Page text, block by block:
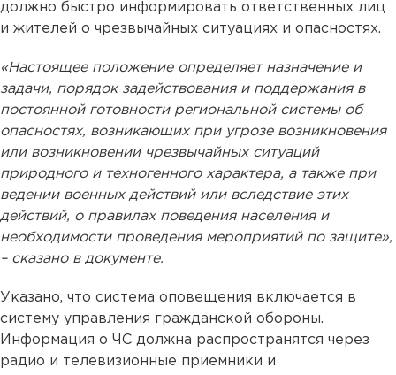
должно быстро информировать ответственных лиц
и жителей о чрезвычайных ситуациях и опасностях.
«Настоящее положение определяет назначение и
задачи, порядок задействования и поддержания в
постоянной готовности региональной системы об
опасностях, возникающих при угрозе возникновения
или возникновении чрезвычайных ситуаций
природного и техногенного характера, а также при
ведении военных действий или вследствие этих
действий, о правилах поведения населения и
необходимости проведения мероприятий по защите»,
– сказано в документе.
Указано, что система оповещения включается в
систему управления гражданской обороны.
Информация о ЧС должна распространятся через
радио и телевизионные приемники и